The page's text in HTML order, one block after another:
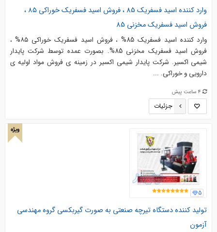
وارد کننده اسید فسفریک 85 ، فروش اسید فسفریک خوراکی ۸۵ ،
فروش اسید فسفریک مخزنی 85
وارد کننده اسید فسفریک 85% ، فروش اسید فسفریک خوراکی ۸۵% ،
فروش اسید فسفریک مخزنی 85%. بصورت عمده توسط شرکت پایدار
شیمی اکسیر. شرکت پایدار شیمی اکسیر در زمینه ی فروش مواد اولیه ی
دارویی و خوراکی. ...
4 ساعت پیش
جزئیات
ویژه
5
تولید کننده دستگاه تیرچه صنعتی به صورت گیربکسی گروه مهندسی
آزمون